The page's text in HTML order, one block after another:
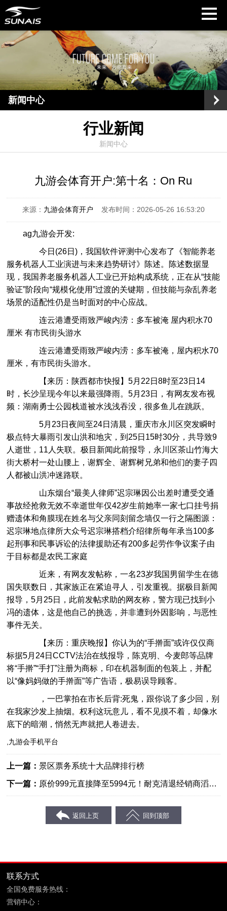
新闻中心
行业新闻
新闻中心
九游会体育开户:第十名：On Ru
来源： 九游会体育开户 发布时间：2026-05-26 16:53:20
ag九游会开发:
今日(26日)，我国软件评测中心发布了《智能养老
服务机器人工业演进与未来趋势研讨》陈述。陈述数据显
现，我国养老服务机器人工业已开始构成系统，正在从“技能
验证”阶段向“规模化使用”过渡的关键期，但技能与杂乱养老
场景的适配性仍是当时面对的中心应战。
连云港遭受雨致严峻内涝：多车被淹 屋内积水70
厘米 有市民街头游水
连云港遭受雨致严峻内涝：多车被淹，屋内积水70
厘米，有市民街头游水。
【来历：陕西都市快报】5月22日8时至23日14
时，长沙呈现今年以来最强降雨。5月23日，有网友发布视
频：湖南勇士公园栈道被水浅浅吞没，很多鱼儿在跳跃。
5月23日夜间至24日清晨，重庆市永川区突发瞬时
极点特大暴雨引发山洪和地灾，到25日15时30分，共导致9
人逝世，11人失联。极目新闻此前报导，永川区茶山竹海大
街大桥村一处山腰上，谢辉全、谢辉树兄弟和他们的妻子四
人都被山洪冲迷路联。
山东烟台“最美人律师”迟宗琳因公出差时遭受交通
事故经抢救无效不幸逝世年仅42岁生前她率一家七口挂号捐
赠遗体和角膜现在姓名与父亲同刻留念墙仅一行之隔图源：
迟宗琳地点律所大众号迟宗琳搭档介绍律所每年承当100多
起刑事和民事诉讼的法律援助还有200多起劳作争议案子由
于目标都是农民工家庭
近来，有网友发帖称，一名23岁我国男留学生在德
国失联数日，其家族正在紧迫寻人，引发重视。据极目新闻
报导，5月25日，此前发帖求助的网友称，警方现已找到小
冯的遗体，这是他自己的挑选，并非遭到外因影响，与恶性
事件无关。
【来历：重庆晚报】你认为的“手擀面”或许仅仅商
标据5月24日CCTV法治在线报导，陈克明、今麦郎等品牌
将“手擀”“手打”注册为商标，印在机器制面的包装上，并配
以“像妈妈做的手擀面”等广告语，极易误导顾客。
，一巴掌拍在市长后背:死鬼，跟你说了多少回，别
在我家沙发上抽烟。权利这玩意儿，看不见摸不着，却像水
底下的暗潮，悄然无声就把人卷进去。
,九游会手机平台
上一篇：景区票务系统十大品牌排行榜
下一篇： 原价999元直接降至5994元！耐克清退经销商滔搏
打折促销耐克库存
联系方式
全国免费服务热线：
营销中心：